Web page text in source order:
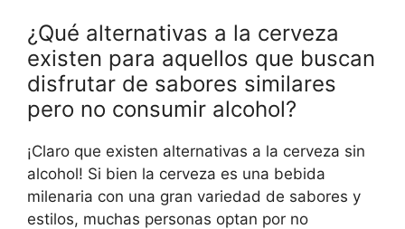
¿Qué alternativas a la cerveza
existen para aquellos que buscan
disfrutar de sabores similares
pero no consumir alcohol?
¡Claro que existen alternativas a la cerveza sin
alcohol! Si bien la cerveza es una bebida
milenaria con una gran variedad de sabores y
estilos, muchas personas optan por no